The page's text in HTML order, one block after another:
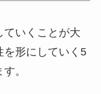
ていくことが大
を形にしていく5
。